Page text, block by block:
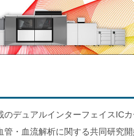
デュアルインターフェイスIC
管・血流解析に関する共同研究